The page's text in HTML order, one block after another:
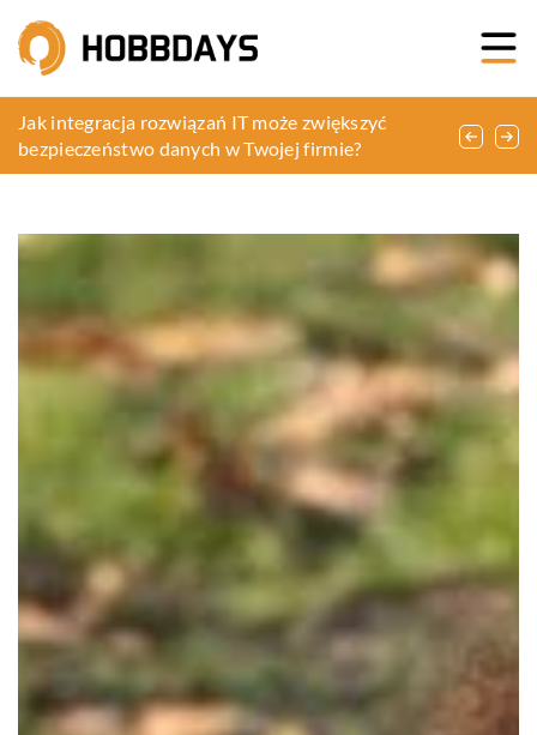
Jak wybrać odpowiedni pakiet biurowy do swojej
firmy?
Jak integracja rozwiązań IT może zwiększyć
bezpieczeństwo danych w Twojej firmie?
Zielone podróże: jak planować ekologiczne
wakacje i dbać o środowisko